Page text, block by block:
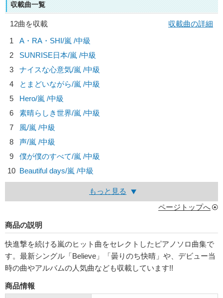
収載曲一覧
12曲を収載
収載曲の詳細
1
A・RA・SHI/嵐 /中級
2
SUNRISE日本/嵐 /中級
3
ナイスな心意気/嵐 /中級
4
とまどいながら/嵐 /中級
5
Hero/嵐 /中級
6
素晴らしき世界/嵐 /中級
7
風/嵐 /中級
8
声/嵐 /中級
9
僕が僕のすべて/嵐 /中級
10 Beautiful days/嵐 /中級
もっと見る
ページトップへ
商品の説明
快進撃を続ける嵐のヒット曲をセレクトしたピアノソロ曲集で
す。最新シングル「Believe」「曇りのち快晴」や、デビュー当
時の曲やアルバムの人気曲なども収載しています!!
商品情報